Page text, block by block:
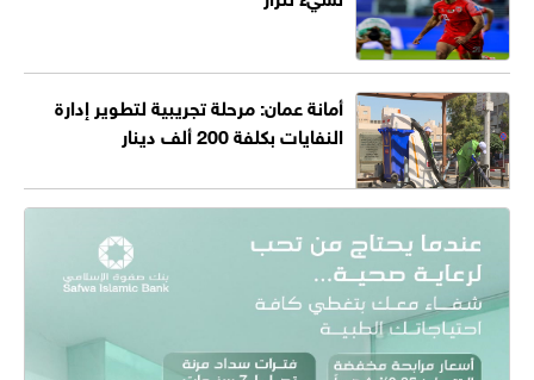
أمانة عمان: مرحلة تجريبية لتطوير إدارة
النفايات بكلفة 200 ألف دينار